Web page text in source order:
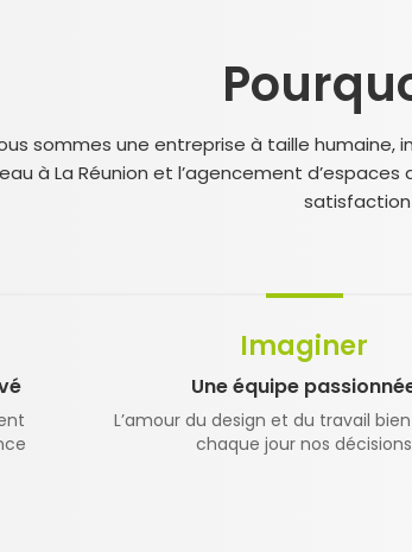
sommes une entreprise à taille humaine,
à La Réunion et l’agencement
Imaginer
Une équipe
L’amour du design et du travail
chaque jour nos décisions